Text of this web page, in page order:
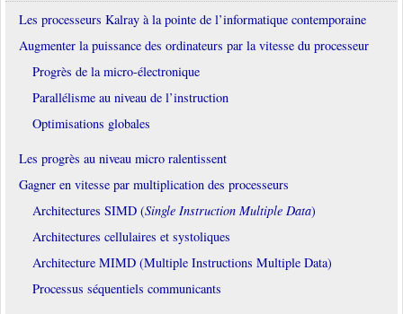
Les processeurs Kalray à la pointe de l’informatique contemporaine
Augmenter la puissance des ordinateurs par la vitesse du processeur
Progrès de la micro-électronique
Parallélisme au niveau de l’instruction
Optimisations globales
Les progrès au niveau micro ralentissent
Gagner en vitesse par multiplication des processeurs
Architectures SIMD (Single Instruction Multiple Data)
Architectures cellulaires et systoliques
Architecture MIMD (Multiple Instructions Multiple Data)
Processus séquentiels communicants